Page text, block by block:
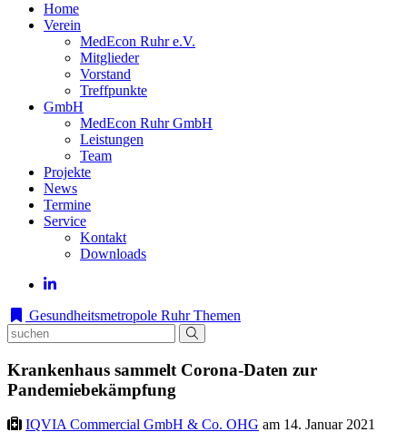
Home
Verein
MedEcon Ruhr e.V.
Mitglieder
Vorstand
Treffpunkte
GmbH
MedEcon Ruhr GmbH
Leistungen
Team
Projekte
News
Termine
Service
Kontakt
Downloads
Gesundheitsmetropole Ruhr Themen
Krankenhaus sammelt Corona-Daten zur
Pandemiebekämpfung
IQVIA Commercial GmbH & Co. OHG am 14. Januar 2021